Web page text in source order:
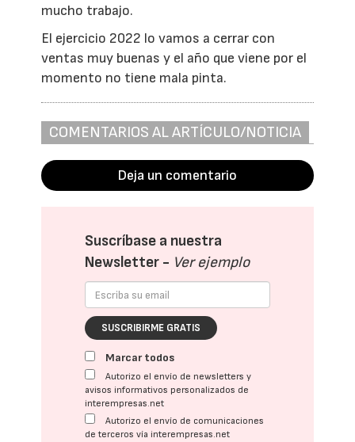
mucho trabajo.
El ejercicio 2022 lo vamos a cerrar con
ventas muy buenas y el año que viene por el
momento no tiene mala pinta.
COMENTARIOS AL ARTÍCULO/NOTICIA
Deja un comentario
Suscríbase a nuestra
Newsletter - Ver ejemplo
SUSCRIBIRME GRATIS
Marcar todos
Autorizo el envío de newsletters y
avisos informativos personalizados de
interempresas.net
Autorizo el envío de comunicaciones
de terceros vía interempresas.net